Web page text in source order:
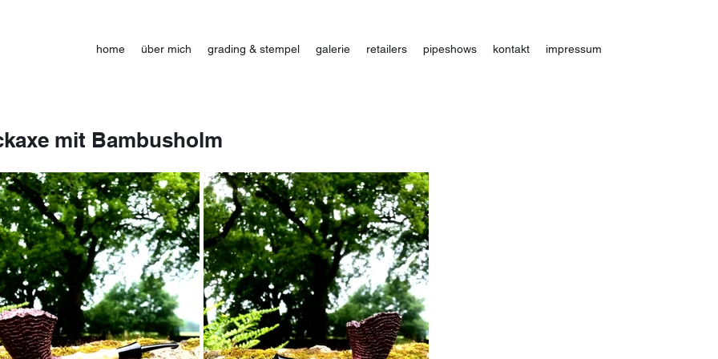
home über mich grading & stempel galerie retailers pipeshows kontakt impressum
mit Bambusholm